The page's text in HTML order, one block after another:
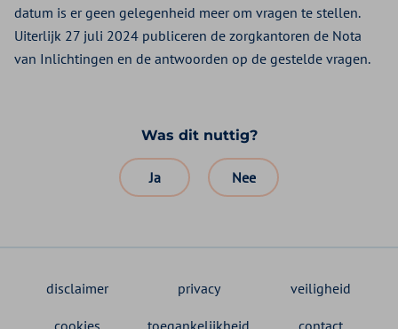
datum is er geen gelegenheid meer om vragen te stellen.
Uiterlijk 27 juli 2024 publiceren de zorgkantoren de Nota
van Inlichtingen en de antwoorden op de gestelde vragen.
Was dit nuttig?
Ja Nee
disclaimer privacy veiligheid